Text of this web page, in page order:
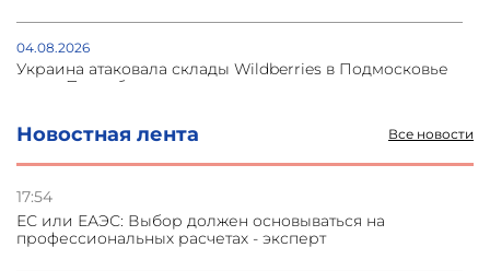
Новостная лента Все новости
17:54
ЕС или ЕАЭС: Выбор должен основываться на
профессиональных расчетах - эксперт
04.08.2026
Украина атаковала склады Wildberries в Подмосковье
и под Петербургом
03.08.2026
Стратегия безопасности ОДКБ допускает применение
03.08.2026